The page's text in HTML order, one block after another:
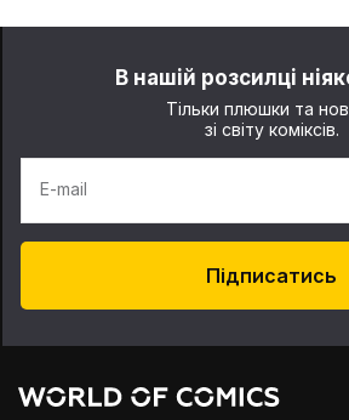
м'які іграшки для малюків.
Окрім фігурок та статуеток виробник
продукцію на мотиви Зеленого ліхтаря.
іграшка – точна копія персонажа лише
Можна розглянути руки, стиснуті в
на обличчі, пози. Виробники суворо
недорогі іграшки для ігор та
України.
В нашій розсилці
Тільки плюшки та
зі світу коміксів.
E-mail
Підписатись